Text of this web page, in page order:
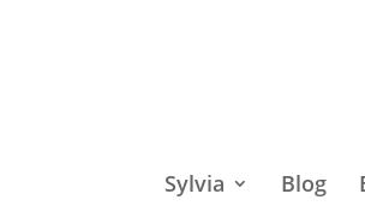
Sylvia Blog